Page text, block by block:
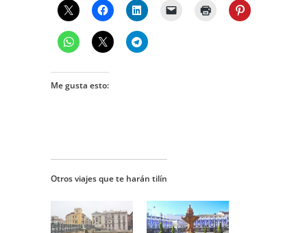
Me gusta esto:
Otros viajes que te harán tilín